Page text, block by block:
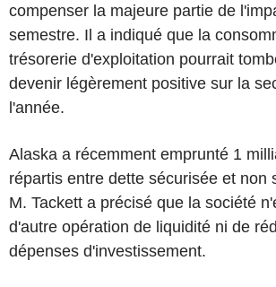
compenser la majeure partie de
semestre. Il a indiqué que la
trésorerie d'exploitation pourrait
devenir légèrement positive sur la
l'année.
Alaska a récemment emprunté 1
répartis entre dette sécurisée et non
M. Tackett a précisé que la société
d'autre opération de liquidité ni de
dépenses d'investissement.